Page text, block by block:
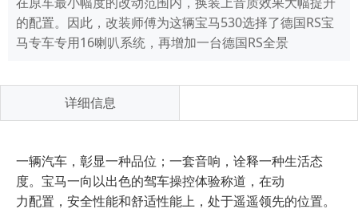
的配置。因此，改装师傅为这辆宝马530选择了德国RS宝
马专车专用16喇叭系统，再增加一台德国RS全景
详细信息
一辆汽车，彰显一种品位；一套音响，诠释一种生活态
度。宝马一向以出色的驾车操控体验称道，在动
力配置，安全性能和舒适性能上，处于遥遥领先的位置。